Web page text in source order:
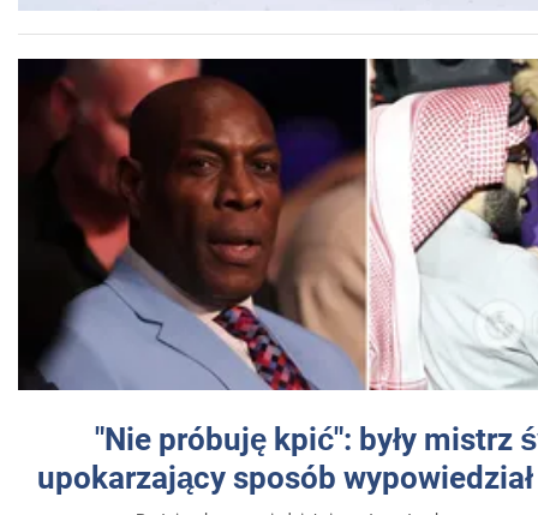
"Nie próbuję kpić": były mistrz
upokarzający sposób